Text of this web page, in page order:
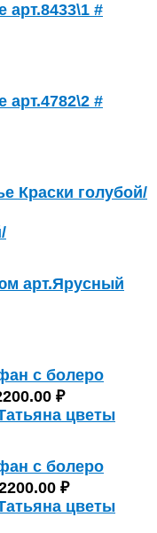
арт.8433\1 #
арт.4782\2 #
Краски голубой/
арт.Ярусный
с болеро
₽
с болеро
₽